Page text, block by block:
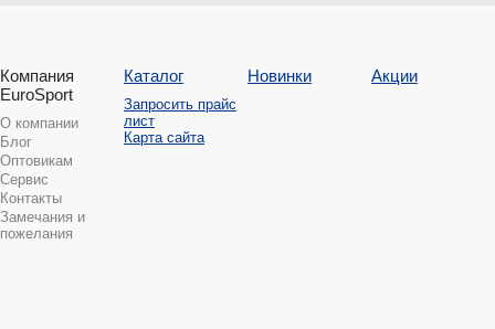
Компания
EuroSport
О компании
Блог
Оптовикам
Сервис
Контакты
Замечания и
пожелания
Каталог
Запросить прайс
лист
Карта сайта
Новинки Акции